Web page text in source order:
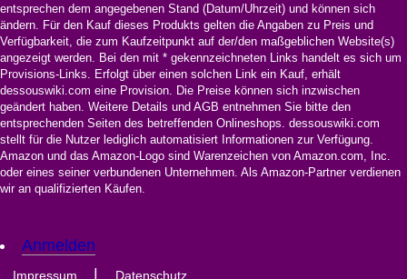
entsprechen dem angegebenen Stand (Datum/Uhrzeit) und können sich
ändern. Für den Kauf dieses Produkts gelten die Angaben zu Preis und
Verfügbarkeit, die zum Kaufzeitpunkt auf der/den maßgeblichen Website(s)
angezeigt werden. Bei den mit * gekennzeichneten Links handelt es sich um
Provisions-Links. Erfolgt über einen solchen Link ein Kauf, erhält
dessouswiki.com eine Provision. Die Preise können sich inzwischen
geändert haben. Weitere Details und AGB entnehmen Sie bitte den
entsprechenden Seiten des betreffenden Onlineshops. dessouswiki.com
stellt für die Nutzer lediglich automatisiert Informationen zur Verfügung.
Amazon und das Amazon-Logo sind Warenzeichen von Amazon.com, Inc.
oder eines seiner verbundenen Unternehmen. Als Amazon-Partner verdienen
wir an qualifizierten Käufen.
Anmelden
Impressum Datenschutz